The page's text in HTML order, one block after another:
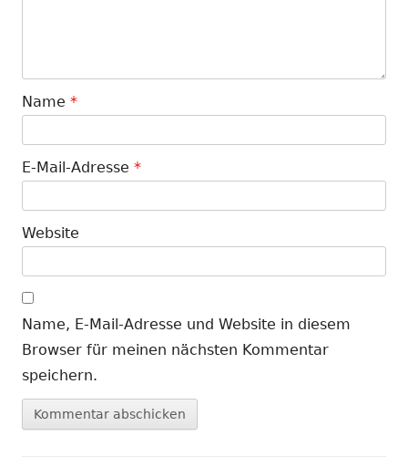
Name *
E-Mail-Adresse *
Website
Name, E-Mail-Adresse und Website in diesem
Browser für meinen nächsten Kommentar
speichern.